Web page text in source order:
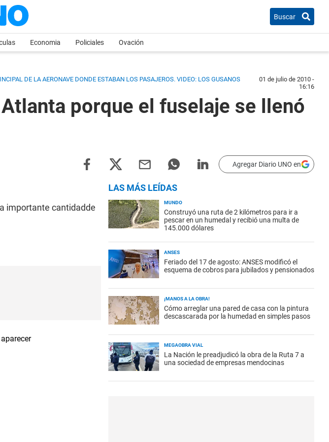
Buscar
Economia Policiales Ovación
DE LA AERONAVE DONDE ESTABAN LOS PASAJEROS.VIDEO: LOS GUSANOS
01 de julio de 2010 -
16:16
porque el fuselaje se llenó
Agregar Diario UNO en
importante cantidadde
LAS MÁS LEÍDAS
MUNDO
Construyó una ruta de 2 kilómetros para ir a
pescar en un humedal y recibió una multa de
145.000 dólares
ANSES
Feriado del 17 de agosto: ANSES modificó el
esquema de cobros para jubilados y pensionados
¡MANOS A LA OBRA!
Cómo arreglar una pared de casa con la pintura
descascarada por la humedad en simples pasos
MEGAOBRA VIAL
La Nación le preadjudicó la obra de la Ruta 7 a
una sociedad de empresas mendocinas